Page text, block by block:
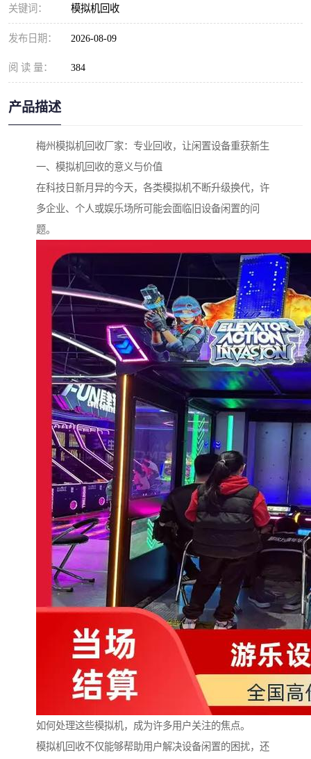
关键词： 模拟机回收
发布日期： 2026-08-09
阅 读 量： 384
产品描述
梅州模拟机回收厂家：专业回收，让闲置设备重获新生
一、模拟机回收的意义与价值
在科技日新月异的今天，各类模拟机不断升级换代，许
多企业、个人或娱乐场所可能会面临旧设备闲置的问
题。
如何处理这些模拟机，成为许多用户关注的焦点。
模拟机回收不仅能够帮助用户解决设备闲置的困扰，还